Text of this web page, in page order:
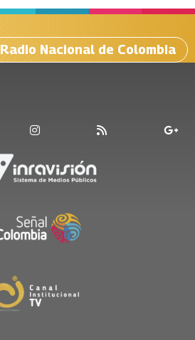
Radio Nacional de Colombia